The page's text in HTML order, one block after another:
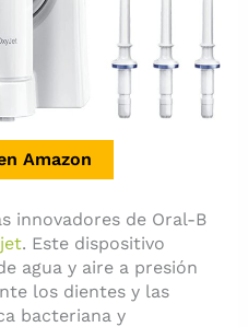
Amazon
innovadores de Oral-B
. Este dispositivo
agua y aire a presión
los dientes y las
bacteriana y